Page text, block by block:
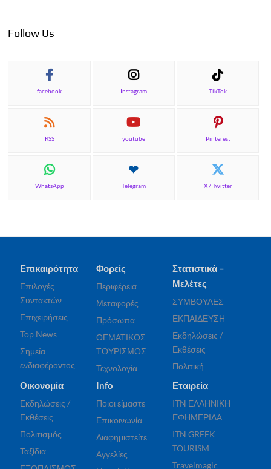
Follow Us
facebook Instagram TikTok
RSS youtube Pinterest
WhatsApp Telegram X / Twitter
Επικαιρότητα
Επιλογές
Συντακτών
Επιχειρήσεις
Top News
Σημεία
ενδιαφέροντος
Φορείς
Περιφέρεια
Μεταφορές
Πρόσωπα
ΘΕΜΑΤΙΚΟΣ
ΤΟΥΡΙΣΜΟΣ
Τεχνολογία
Στατιστικά –
Μελέτες
ΣΥΜΒΟΥΛΕΣ
ΕΚΠΑΙΔΕΥΣΗ
Εκδηλώσεις /
Εκθέσεις
Πολιτική
Οικονομία
Εκδηλώσεις /
Εκθέσεις
Πολιτισμός
Ταξίδια
Info
Ποιοι είμαστε
Επικοινωνία
Διαφημιστείτε
Αγγελίες
Εταιρεία
ITN ΕΛΛΗΝΙΚΗ
ΕΦΗΜΕΡΙΔΑ
ITN GREEK
TOURISM
Travelmagic